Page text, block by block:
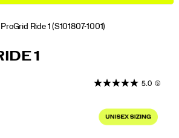
ProGrid Ride 1 (S101807-1001)
BE/nl_BE/progrid-
1
5.0 (5)